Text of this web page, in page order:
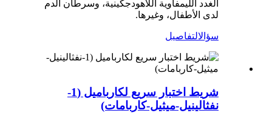
الغدد الليمفاوية اللاهودجكينية، وسرطان الدم
لدى الأطفال، وغيرها.
سؤالالتفاصيل
شريط اختبار سريع لكارباميل (1-
نفثالينيل-ميثيل-كاربامات)